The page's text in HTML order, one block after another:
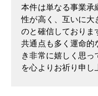
本件は単なる事業承
性が高く、互いに大
のと確信しておりま
共通点も多く運命的
き非常に嬉しく思っ
を心よりお祈り申し